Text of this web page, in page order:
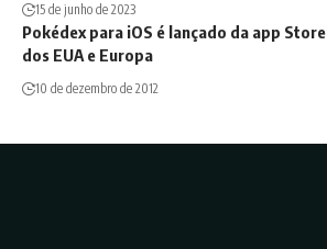
15 de junho de 2023
Pokédex para iOS é lançado da app Store
dos EUA e Europa
10 de dezembro de 2012